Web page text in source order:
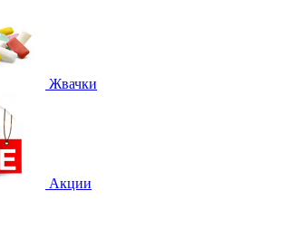
Жвачки
Акции